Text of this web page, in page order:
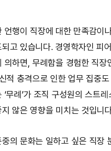
언행이 직장에 대한 만족감이
고 있습니다. 경영학자인 피
의하면, 무례함을 경험한 직
적 충격으로 인한 업무 집중
무례’가 조직 구성원의 스트
않은 영향을 미치는 것입니
의 문화는 일하고 싶은 직장